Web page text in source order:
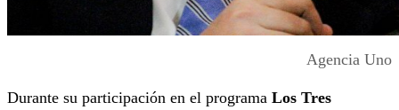
Agencia Uno
Durante su participación en el programa Los Tres